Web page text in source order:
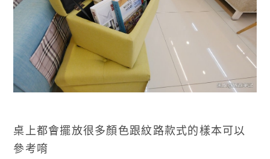
桌上都會擺放很多顏色跟紋路款式的樣本可以
參考唷